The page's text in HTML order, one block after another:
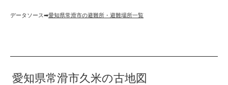
データソース➡︎愛知県常滑市の避難所・避難場所一覧
愛知県常滑市久米の古地図